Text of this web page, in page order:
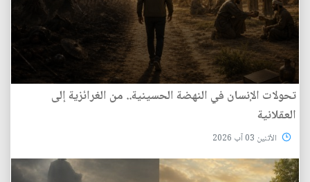
تحولات الإنسان في النهضة الحسينية.. من الغرائزية إلى
العقلانية
الأثنين 03 آب 2026